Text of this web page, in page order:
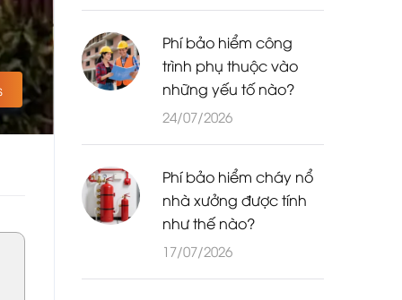
Phí bảo hiểm công
trình phụ thuộc vào
những yếu tố nào?
24/07/2026
Phí bảo hiểm cháy nổ
nhà xưởng được tính
như thế nào?
17/07/2026